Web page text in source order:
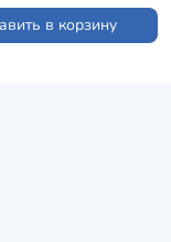
в корзину